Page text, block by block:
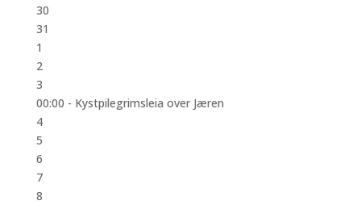
30
31
1
2
3
00:00 - Kystpilegrimsleia over Jæren
4
5
6
7
8